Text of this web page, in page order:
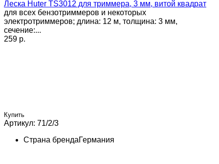
Леска Huter TS3012 для триммера, 3 мм, витой квадрат
для всех бензотриммеров и некоторых
электротриммеров; длина: 12 м, толщина: 3 мм,
сечение:...
259 p.
Купить
Артикул: 71/2/3
Страна брендаГермания